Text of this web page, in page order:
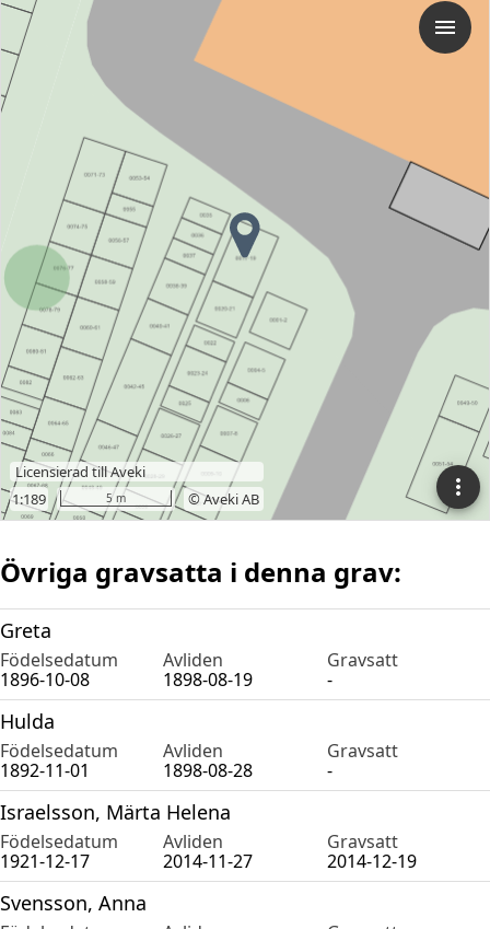
Övriga gravsatta i denna grav:
Greta
Födelsedatum Avliden
Gravsatt
1896-10-08
1898-08-19 -
Hulda
Födelsedatum Avliden
Gravsatt
1892-11-01
1898-08-28 -
Israelsson, Märta Helena
Födelsedatum Avliden
Gravsatt
1921-12-17
2014-11-27 2014-12-19
Svensson, Anna